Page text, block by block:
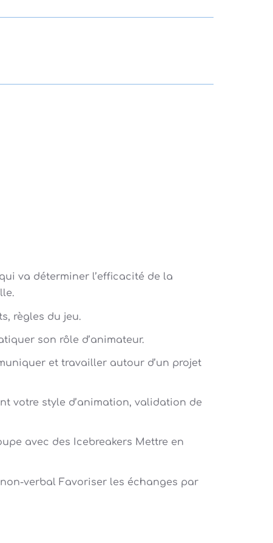
va déterminer l’efficacité de la
règles du jeu.
son rôle d’animateur.
et travailler autour d’un projet
votre style d’animation, validation de
avec des Icebreakers Mettre en
verbal Favoriser les échanges par